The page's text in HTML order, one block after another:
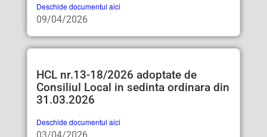
Deschide documentul aici
09/04/2026
HCL nr.13-18/2026 adoptate de
Consiliul Local in sedinta ordinara din
31.03.2026
Deschide documentul aici